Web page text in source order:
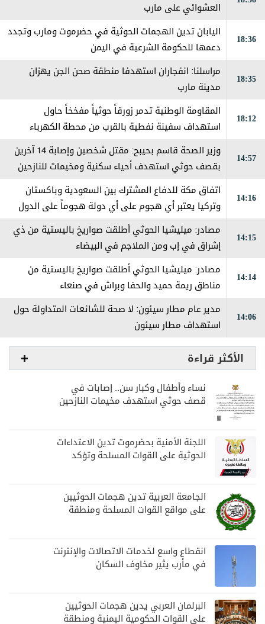
العشوائي على مارب
18:36
اليابان تدين الهجمات الحوثية في حضرموت ومارب وتجدد
دعمها للحكومة الشرعية في اليمن
18:35
مراسلنا: انفجاران استهدفا منطقة صحن الجن يهزان
مدينة مارب
18:12
المقاومة الوطنية تدمر زورقاً حوثياً مفخخاً حاول
استهداف سفينة نفطية بالقرب من محطة الكهرباء
14:57
وزير الصحة قاسم بحيبح: مقتل شخصين وإصابة 14 آخرين
بقصف حوثي استهدف أحياء سكنية ومخيمات للنازحين
14:16
اتفاق مكة للدفاع المشترك بين السعودية وباكستان
وتركيا يعتبر ‏أي هجوم على أي دولة هجوماً على الدول
14:15
مصادر: ميليشيا الحوثي أطلقت صواريخ باليستية من ذي
إشراق في إب ومن الملاجم في البيضاء
14:14
مصادر: ميليشيا الحوثي أطلقت صواريخ باليستية من
مناطق ريمة حميد والحفا وبراش في صنعاء
14:06
مدير عام مطار سيئون: لا صحة للشائعات المتداولة حول
استهداف مطار سيئون
الأكثر قراءة
نساء وأطفال وكبار سن.. إصابات في
قصف حوثي استهدف مخيمات النازحين
اللجنة الأمنية بحضرموت تدين الاعتداءات
الحوثية على القوات المسلحة وتؤكد
الجامعة العربية تدين هجمات الحوثيين
على مواقع القوات المسلحة ومنطقة
انقطاع واسع لخدمات الاتصالات والإنترنت
في مأرب يثير مخاوف السكان
البرلمان العربي يدين هجمات الحوثيين
على القوات الحكومية اليمنية ومنطقة